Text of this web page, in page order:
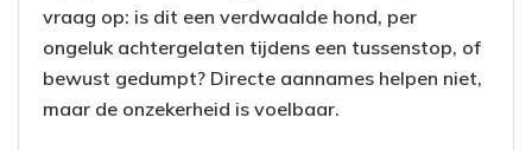
vraag op: is dit een verdwaalde hond, per
ongeluk achtergelaten tijdens een tussenstop, of
bewust gedumpt? Directe aannames helpen niet,
maar de onzekerheid is voelbaar.